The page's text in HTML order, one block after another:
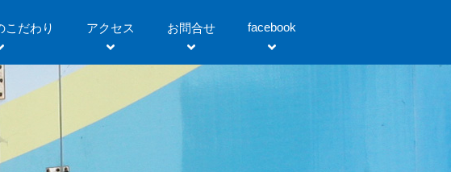
こだわり アクセス お問合せ facebook